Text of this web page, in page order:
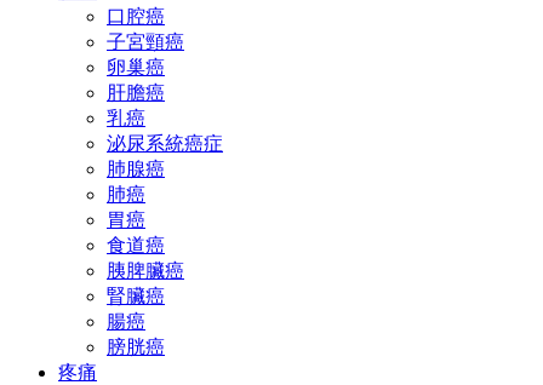
口腔癌
子宮頸癌
卵巢癌
肝膽癌
乳癌
泌尿系統癌症
肺腺癌
肺癌
胃癌
食道癌
胰脾臟癌
腎臟癌
腸癌
膀胱癌
疼痛